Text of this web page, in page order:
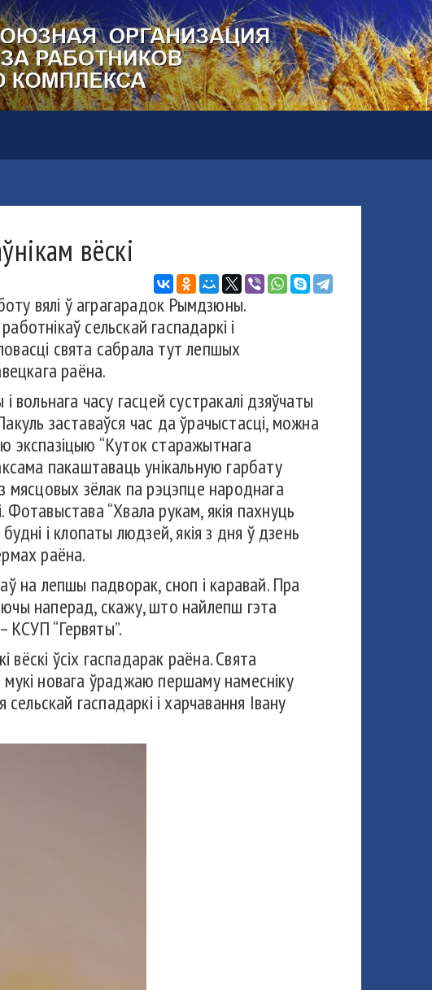
вёскі
вялі ў аграгарадок Рымдзюны.
сельскай гаспадаркі і
свята сабрала тут лепшых
раёна.
вольнага часу гасцей сустракалі дзяўчаты
заставаўся час да ўрачыстасці, можна
экспазіцыю “Куток старажытнага
пакаштаваць унікальную гарбату
мясцовых зёлак па рэцэпце народнага
“Хвала рукам, якія пахнуць
і клопаты людзей, якія з дня ў дзень
раёна.
на лепшы падворак, сноп і каравай. Пра
наперад, скажу, што найлепш гэта
КСУП “Гервяты”.
ўсіх гаспадарак раёна. Свята
мукі новага ўраджаю першаму намесніку
гаспадаркі і харчавання Івану